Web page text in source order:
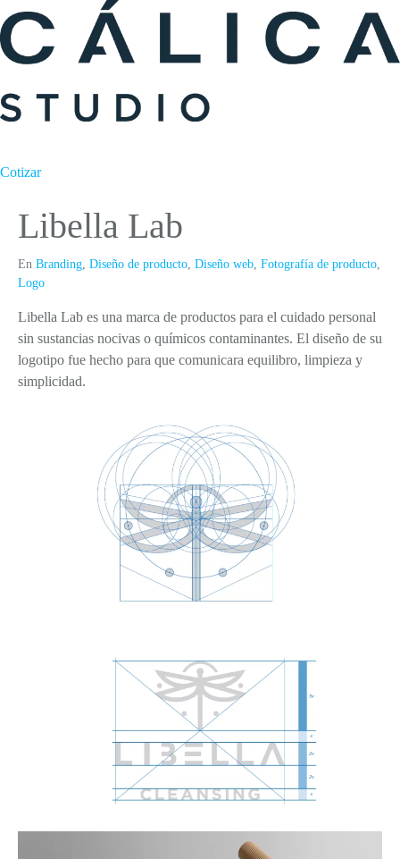
Cotizar
Libella Lab
En Branding Diseño de producto Diseño web Fotografía de producto
Logo
Libella Lab es una marca de productos para el cuidado personal
sin sustancias nocivas o químicos contaminantes. El diseño de su
logotipo fue hecho para que comunicara equilibro, limpieza y
simplicidad.